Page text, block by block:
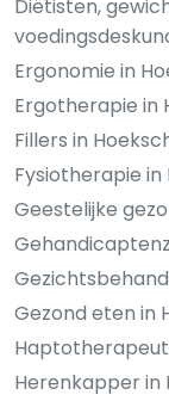
Diëtisten,
Ergonomie in
Ergotherapie in
Fillers in
Fysiotherapie
Geestelijke
Gezond eten in
Herenkapper in